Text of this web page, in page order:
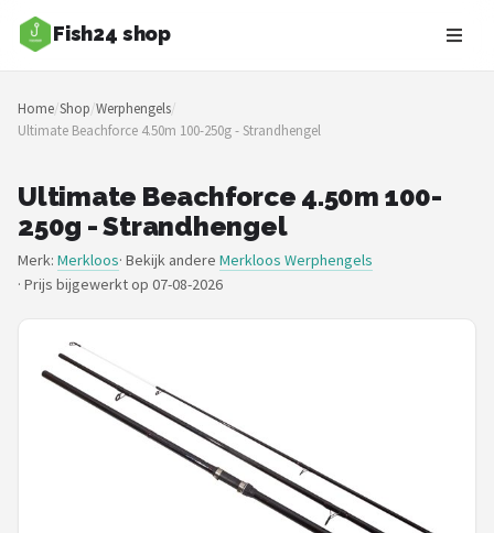
Fish24 shop
Zoeken
NAVIGATIE
Merken
Blog
Hengelsoorten
Hengels
Home/Shop/Werphengels/
Ultimate Beachforce 4.50m 100-250g - Strandhengel
Ultimate Beachforce 4.50m 100-
250g - Strandhengel
Merk: Merkloos· Bekijk andere Merkloos Werphengels
· Prijs bijgewerkt op 07-08-2026